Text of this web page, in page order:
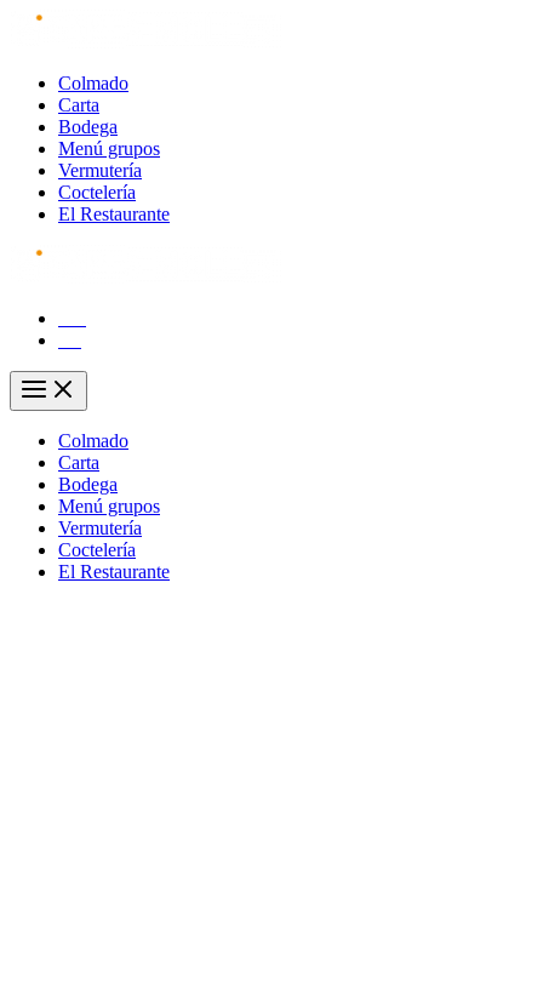
Colmado
Carta
Bodega
Menú grupos
Vermutería
Coctelería
El Restaurante
Main
Menu
Colmado
Carta
Bodega
Menú grupos
Vermutería
Coctelería
El Restaurante